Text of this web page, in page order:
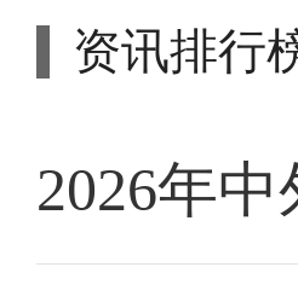
资讯排行
2026年